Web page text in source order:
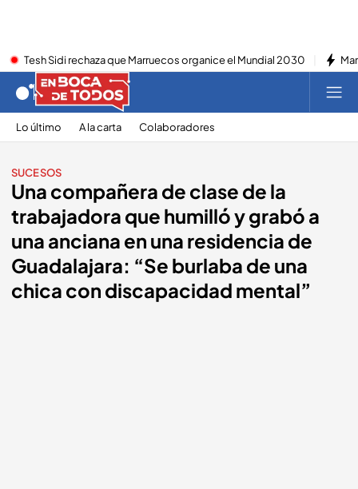
Tesh Sidi rechaza que Marruecos organice el Mundial 2030
Lo último A la carta Colaboradores
SUCESOS
Una compañera de clase de la
trabajadora que humilló y grabó a
una anciana en una residencia de
Guadalajara: “Se burlaba de una
chica con discapacidad mental”